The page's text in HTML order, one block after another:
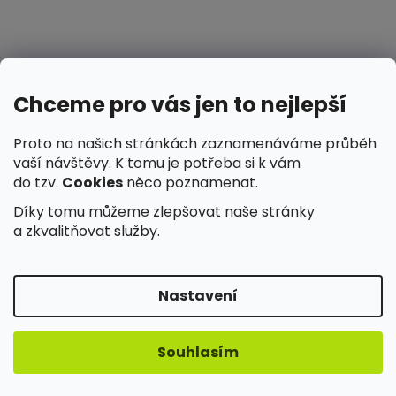
Chceme pro vás jen to nejlepší
Proto na našich stránkách zaznamenáváme průběh
vaší návštěvy. K tomu je potřeba si k vám
do tzv. Cookies něco poznamenat.
Díky tomu můžeme zlepšovat naše stránky
a zkvalitňovat služby.
Nastavení
Souhlasím
Moderní digitální naslouchátka A6-G2
Průměrné
hodnocení
produktu
je
Skladem - ihned k odeslání
2 595 Kč